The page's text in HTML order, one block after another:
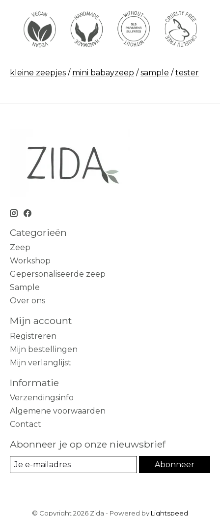
kleine zeepjes / mini babayzeep /sample /tester
Categorieën
Zeep
Workshop
Gepersonaliseerde zeep
Sample
Over ons
Mijn account
Registreren
Mijn bestellingen
Mijn verlanglijst
Informatie
Verzendingsinfo
Algemene voorwaarden
Contact
Abonneer je op onze nieuwsbrief
Abonneer
© Copyright 2026 Zida - Powered by Lightspeed